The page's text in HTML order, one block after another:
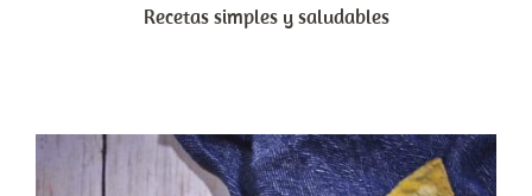
Recetas simples y saludables